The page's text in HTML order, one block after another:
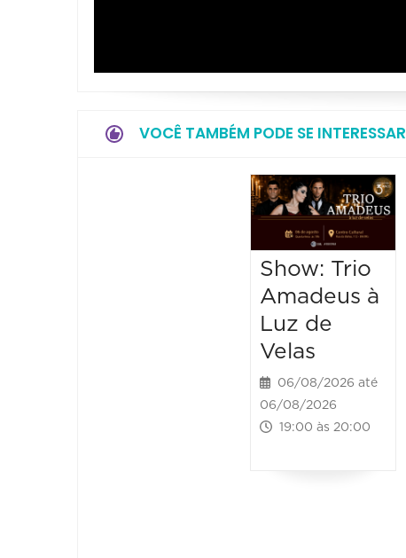
VOCÊ TAMBÉM PODE SE INTERESSAR
Show: Trio
Amadeus à
Luz de
Velas
06/08/2026 até
06/08/2026
19:00 às 20:00